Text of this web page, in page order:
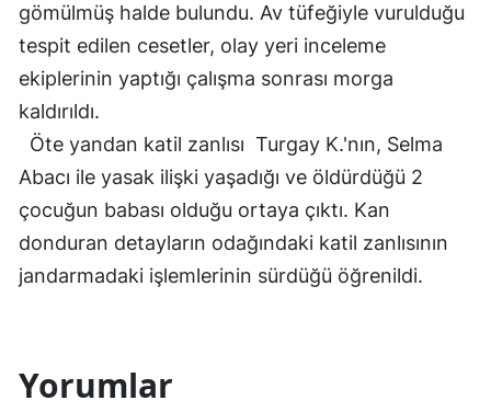
gömülmüş halde bulundu. Av tüfeğiyle vurulduğu
tespit edilen cesetler, olay yeri inceleme
ekiplerinin yaptığı çalışma sonrası morga
kaldırıldı.
Öte yandan katil zanlısı Turgay K.'nın, Selma
Abacı ile yasak ilişki yaşadığı ve öldürdüğü 2
çocuğun babası olduğu ortaya çıktı. Kan
donduran detayların odağındaki katil zanlısının
jandarmadaki işlemlerinin sürdüğü öğrenildi.
Yorumlar